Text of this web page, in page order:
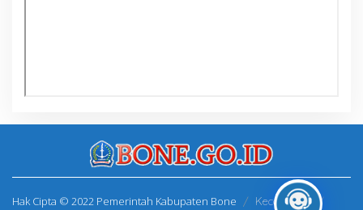
Hak Cipta © 2022 Pemerintah Kabupaten Bone
Kecamatan